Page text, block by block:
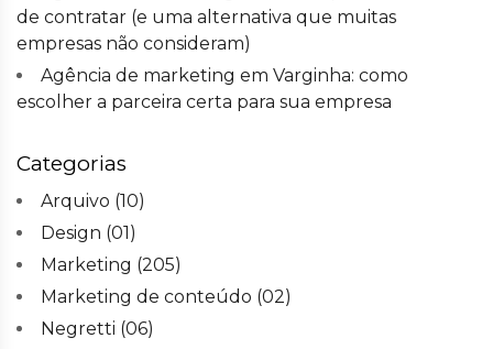
de contratar (e uma alternativa que muitas
empresas não consideram)
Agência de marketing em Varginha: como
escolher a parceira certa para sua empresa
Categorias
Arquivo (10)
Design (01)
Marketing (205)
Marketing de conteúdo (02)
Negretti (06)